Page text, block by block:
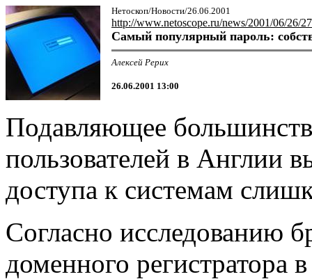
Нетоскоп/Новости/26.06.2001
http://www.netoscope.ru/news/2001/06/26/
Самый популярный пароль:
Алексей Рерих
26.06.2001 13:00
Подавляющее
пользователей в Англии
доступа к системам
Согласно исследованию
доменного регистратора